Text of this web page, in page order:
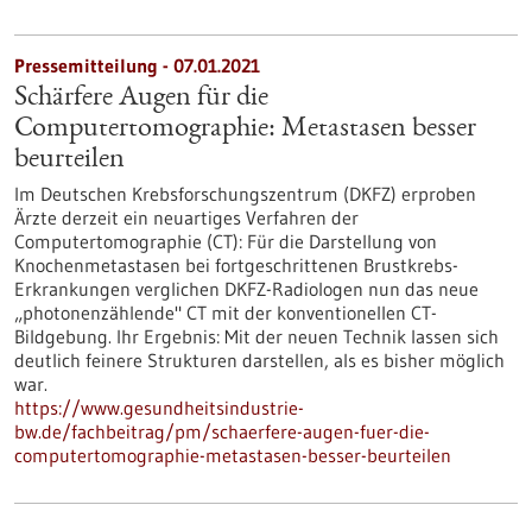
Pressemitteilung - 07.01.2021
Schärfere Augen für die
Computertomographie: Metastasen besser
beurteilen
Im Deutschen Krebsforschungszentrum (DKFZ) erproben
Ärzte derzeit ein neuartiges Verfahren der
Computertomographie (CT): Für die Darstellung von
Knochenmetastasen bei fortgeschrittenen Brustkrebs-
Erkrankungen verglichen DKFZ-Radiologen nun das neue
„photonenzählende" CT mit der konventionellen CT-
Bildgebung. Ihr Ergebnis: Mit der neuen Technik lassen sich
deutlich feinere Strukturen darstellen, als es bisher möglich
war.
https://www.gesundheitsindustrie-
bw.de/fachbeitrag/pm/schaerfere-augen-fuer-die-
computertomographie-metastasen-besser-beurteilen